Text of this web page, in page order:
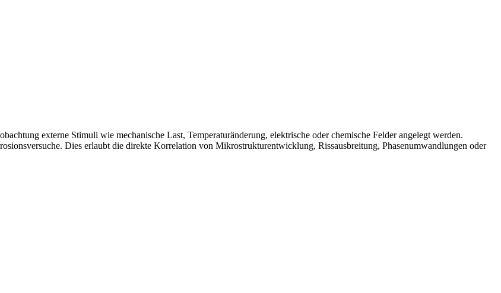
externe Stimuli wie mechanische Last, Temperaturänderung, elektrische oder chemische Felder angelegt werden.
Dies erlaubt die direkte Korrelation von Mikrostrukturentwicklung, Rissausbreitung, Phasenumwandlungen oder